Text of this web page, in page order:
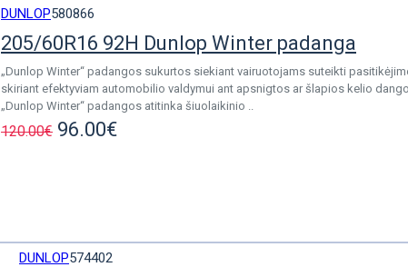
DUNLOP580866
205/60R16 92H Dunlop Winter padanga
„Dunlop Winter“ padangos sukurtos siekiant vairuotojams suteikti
skiriant efektyviam automobilio valdymui ant apsnigtos ar šlapios kelio
„Dunlop Winter“ padangos atitinka šiuolaikinio ..
120.00€ 96.00€
DUNLOP574402